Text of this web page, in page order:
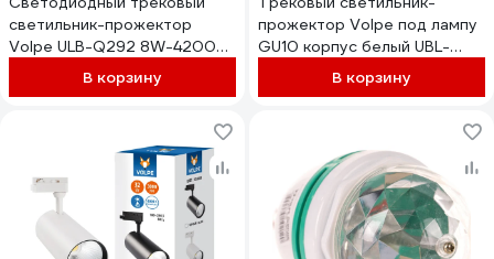
светильник-прожектор
Volpe ULB-Q292 8W-4200К-
K WHITE SET31 3 штуки на
шинопроводе 1 м с
В корзину
прожектор Volpe под лампу
GU10 корпус белый UBL-
Q321 GU10 WHITE UL-
В корзину